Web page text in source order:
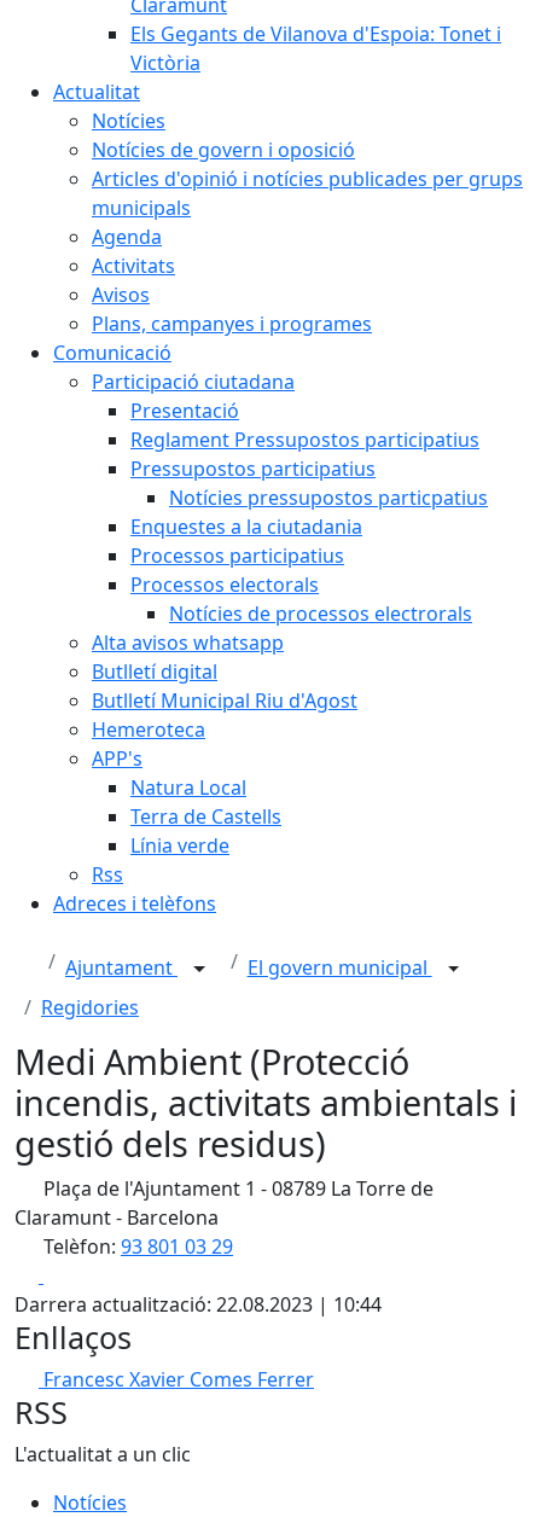
Els Gegants de Vilanova d'Espoia: Tonet i
Victòria
Actualitat
Notícies
Notícies de govern i oposició
Articles d'opinió i notícies publicades per grups
municipals
Agenda
Activitats
Avisos
Plans, campanyes i programes
Comunicació
Participació ciutadana
Presentació
Reglament Pressupostos participatius
Pressupostos participatius
Notícies pressupostos particpatius
Enquestes a la ciutadania
Processos participatius
Processos electorals
Notícies de processos electrorals
Alta avisos whatsapp
Butlletí digital
Butlletí Municipal Riu d'Agost
Hemeroteca
APP's
Natura Local
Terra de Castells
Línia verde
Rss
Adreces i telèfons
Ajuntament
El govern municipal
Regidories
Medi Ambient (Protecció
incendis, activitats ambientals i
gestió dels residus)
Plaça de l'Ajuntament 1 - 08789 La Torre de
Claramunt - Barcelona
Telèfon: 93 801 03 29
Darrera actualització: 22.08.2023 | 10:44
Enllaços
Francesc Xavier Comes Ferrer
RSS
L'actualitat a un clic
Notícies